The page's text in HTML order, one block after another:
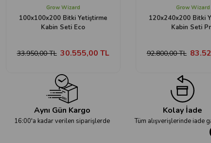
Grow Wizard
100x100x200 Bitki Yetiştirme
Kabin Seti Eco
30.555,00 TL
33.950,00 TL
Grow Wizard
120x240x200 Bitki
Kabin Seti
92.800,00 TL
Aynı Gün Kargo
16:00'a kadar verilen siparişlerde
Kolay İade
Tüm alışverişlerinde iade